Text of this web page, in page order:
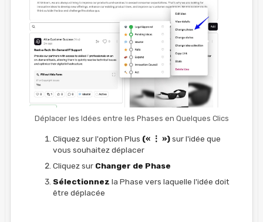
Déplacer les Idées entre les Phases en Quelques Clics
Cliquez sur l'option Plus (« ⋮ »)sur l'idée que
vous souhaitez déplacer
Cliquez sur Changer de Phase
Sélectionnez la Phase vers laquelle l'idée doit
être déplacée